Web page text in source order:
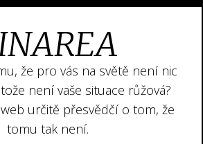
že pro vás na světě není nic
není vaše situace růžová?
určitě přesvědčí o tom, že
tomu tak není.